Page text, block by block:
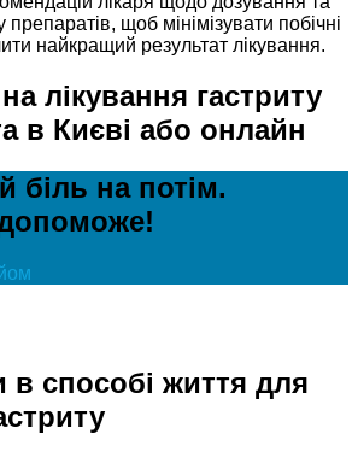
щоб мінімізувати побічні
найкращий результат лікування.
лікування гастриту
в Києві або онлайн
біль на потім.
в способі життя для